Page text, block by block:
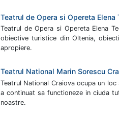
Teatrul de Opera si Opereta Elena
Teatrul de Opera si Opereta Elena
obiective turistice din Oltenia,
apropiere.
Teatrul National Marin Sorescu
Teatrul National Craiova ocupa un
a continuat sa functioneze in ciuda
noastre.